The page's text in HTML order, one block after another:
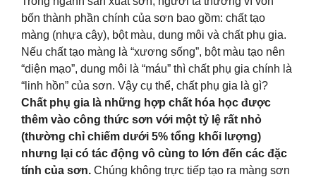
bốn thành phần chính của sơn bao gồm: chất tạo
màng (nhựa cây), bột màu, dung môi và chất phụ gia.
Nếu chất tạo màng là “xương sống”, bột màu tạo nên
“diện mạo”, dung môi là “máu” thì chất phụ gia chính là
“linh hồn” của sơn. Vậy cụ thể, chất phụ gia là gì?
Chất phụ gia là những hợp chất hóa học được
thêm vào công thức sơn với một tỷ lệ rất nhỏ
(thường chỉ chiếm dưới 5% tổng khối lượng)
nhưng lại có tác động vô cùng to lớn đến các đặc
tính của sơn. Chúng không trực tiếp tạo ra màng sơn